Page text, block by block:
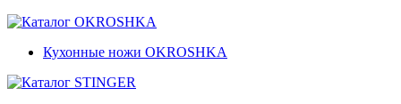
Кухонные ножи OKROSHKA